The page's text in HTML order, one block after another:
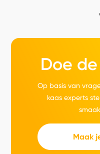
Doe
Op basis van
kaas experts
Maak